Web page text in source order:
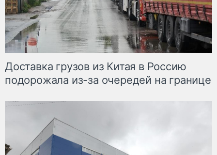
Доставка грузов из Китая в Россию
подорожала из-за очередей на границе